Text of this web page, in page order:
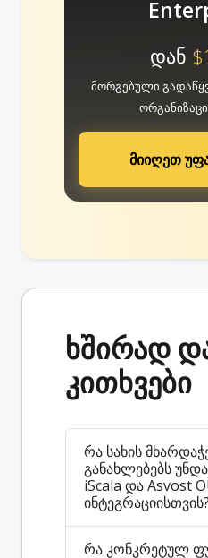
დან
მორგებული
მიიღეთ
ხშირად
კითხვები
რა სახის
განახლებებს
iScala და Asvost
ინტეგრაციისთვის?
რა კონკრეტულ